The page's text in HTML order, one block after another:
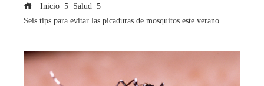
Inicio
Salud
Seis tips para evitar las picaduras de mosquitos este verano